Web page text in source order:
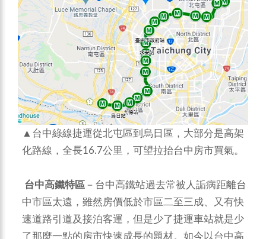
▲台中綠線捷運從北屯區到烏日區，大部分是高架
化路線，全長16.7公里，可望拉抬台中房市買氣。
台中高鐵特區 －台中高鐵站過去常被人詬病距離台
中市區太遠，雖然房價低於市區二至三成、又有快
速道路引道及接泊客運，但是少了捷運車站就是少
了那麼一點的房市快速成長的題材。如今以台中高